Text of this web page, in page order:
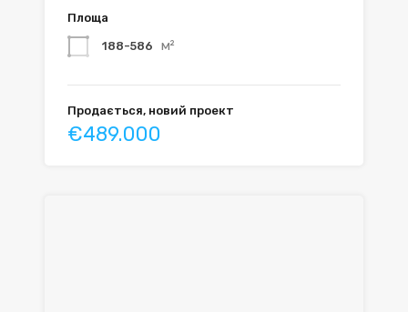
Площа
188-586 м²
Продається, новий проект
€489.000